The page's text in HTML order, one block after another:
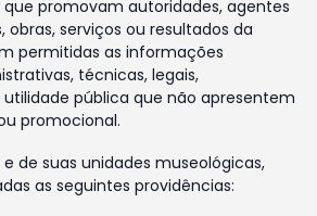
promovam autoridades, agentes
obras, serviços ou resultados da
permitidas as informações
técnicas, legais,
pública que não apresentem
promocional.
de suas unidades museológicas,
as seguintes providências: